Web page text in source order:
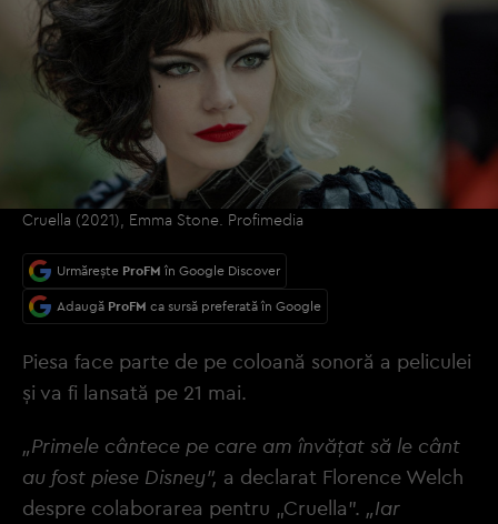
Cruella (2021), Emma Stone. Profimedia
Urmărește ProFM în Google Discover
Adaugă ProFM ca sursă preferată în Google
Piesa face parte de pe coloană sonoră a peliculei
și va fi lansată pe 21 mai.
„Primele cântece pe care am învățat să le cânt
au fost piese Disney”, a declarat Florence Welch
despre colaborarea pentru „Cruella”. „Iar